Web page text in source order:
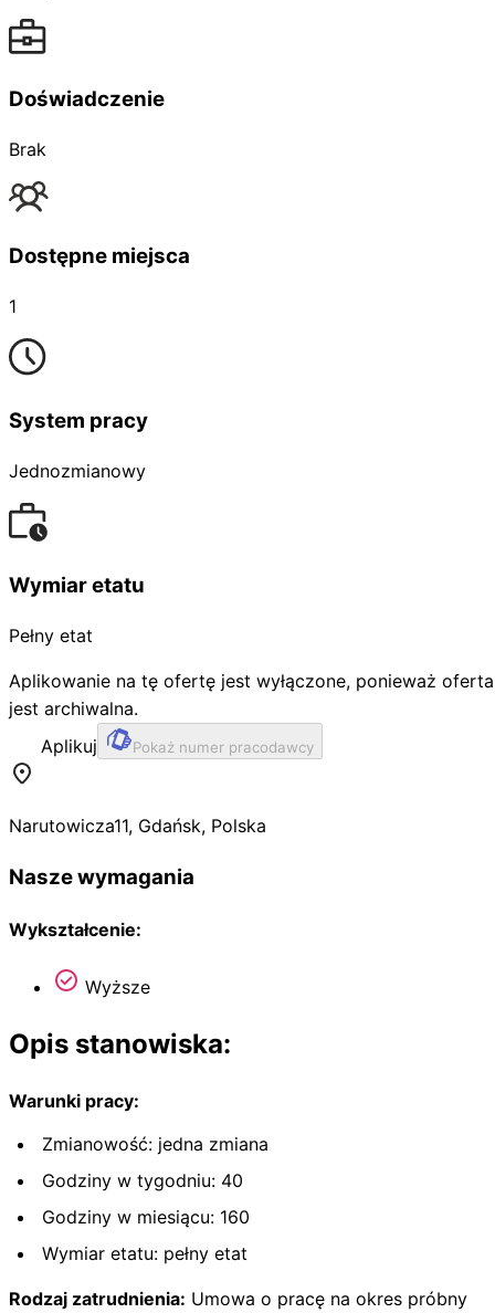
Doświadczenie
Brak
Dostępne miejsca
1
System pracy
Jednozmianowy
Wymiar etatu
Pełny etat
Aplikowanie na tę ofertę jest wyłączone, ponieważ oferta
jest archiwalna.
Aplikuj
Pokaż numer pracodawcy
Narutowicza11, Gdańsk, Polska
Nasze wymagania
Wykształcenie:
Wyższe
Opis stanowiska:
Warunki pracy:
Zmianowość: jedna zmiana
Godziny w tygodniu: 40
Godziny w miesiącu: 160
Wymiar etatu: pełny etat
Rodzaj zatrudnienia: Umowa o pracę na okres próbny